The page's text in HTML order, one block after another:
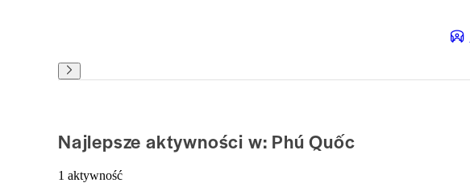
Najlepsze aktywności w: Phú Quốc
1 aktywność